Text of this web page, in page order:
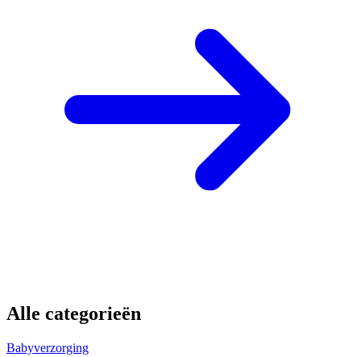
Alle categorieën
Babyverzorging